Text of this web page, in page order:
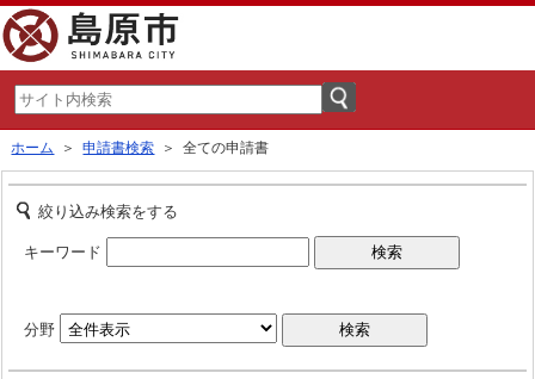
ホーム ＞申請書検索 ＞ 全ての申請書
絞り込み検索をする
キーワード
分野